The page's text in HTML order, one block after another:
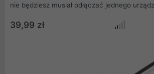
nie będziesz musiał odłączać jednego
podłączyć inne. Posiada 3 porty USB 3.0,
dane z prędkością do 5 Gbps (625 MB/s).
podłączenia dodatkowego zasilania
39,99 zł